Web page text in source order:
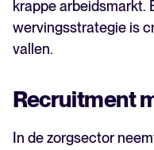
krappe arbeidsmarkt.
wervingsstrategie is
vallen.
Recruitment
In de zorgsector